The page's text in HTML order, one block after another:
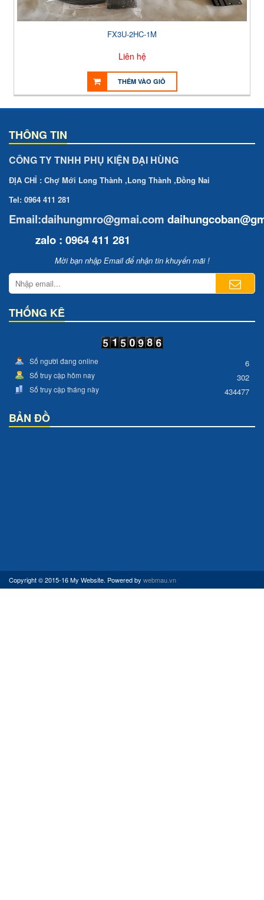
FX3U-2HC-1M
Liên hệ
THÊM VÀO GIỎ
THÔNG TIN
CÔNG TY TNHH PHỤ KIỆN ĐẠI HÙNG
ĐỊA CHỈ : Chợ Mới Long Thành ,Long Thành ,Đồng Nai
Tel: 0964 411 281
Email:daihungmro@gmai.com daihungcoban
zalo : 0964 411 281
Mời bạn nhập Email để nhận tin khuyến mãi !
THỐNG KÊ
Số người đang online 6
Số truy cập hôm nay 302
Số truy cập tháng này 434477
BẢN ĐỒ
Copyright © 2015-16 My Website. Powered by webmau.vn